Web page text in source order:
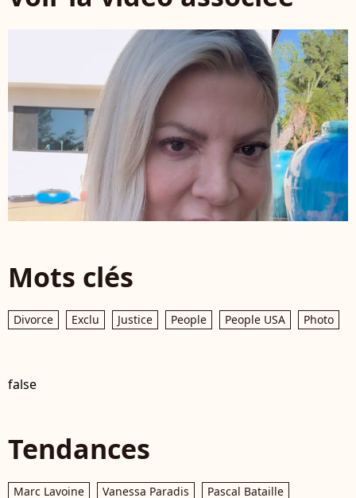
Mots clés
Divorce Exclu Justice People People USA Photo
false
Tendances
Marc Lavoine Vanessa Paradis
Pascal Bataille